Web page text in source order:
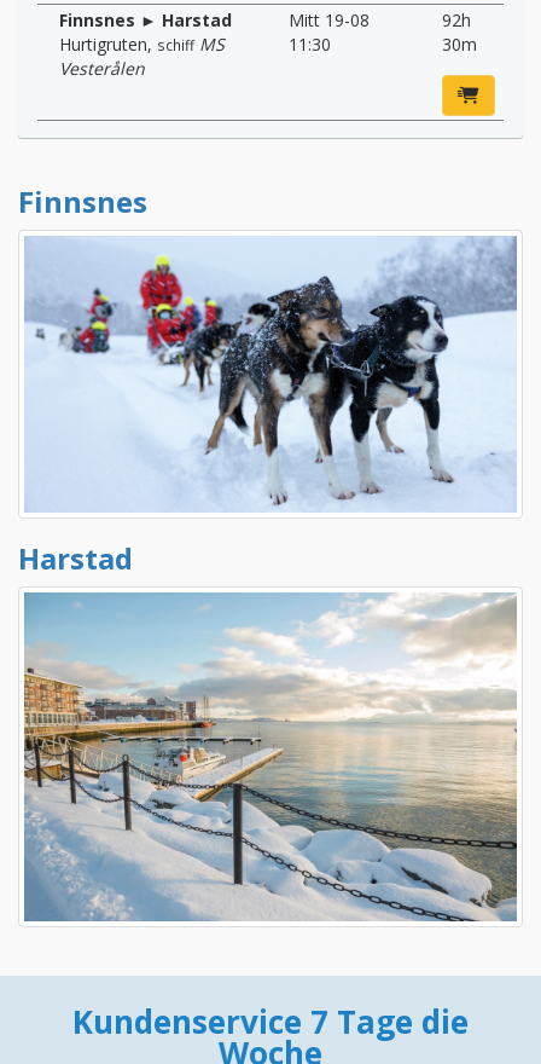
Finnsnes ► Harstad
Hurtigruten, schiff MS
Vesterålen
Mitt 19-08
11:30
92h
30m
Finnsnes
Harstad
Kundenservice 7 Tage die
Woche